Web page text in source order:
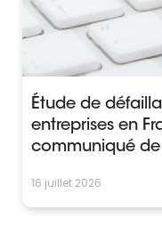
Étude de
entreprises en
communiqué de
16 juillet 2026